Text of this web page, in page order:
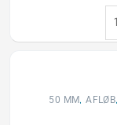
50
-
til
50 MM,AFLØB,